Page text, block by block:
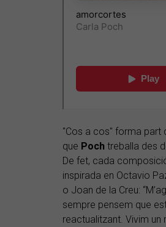
"Cos a cos" forma part
que Poch treballa des
De fet, cada
inspirada en Octavio
o Joan de la Creu:
sempre pensem que
reactualitzant. Vivim un